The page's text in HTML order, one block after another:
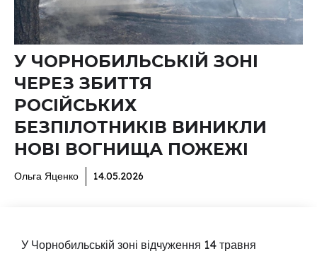
У ЧОРНОБИЛЬСЬКІЙ ЗОНІ
ЧЕРЕЗ ЗБИТТЯ
РОСІЙСЬКИХ
БЕЗПІЛОТНИКІВ ВИНИКЛИ
НОВІ ВОГНИЩА ПОЖЕЖІ
Ольга Яценко 14.05.2026
У Чорнобильській зоні відчуження 14 травня